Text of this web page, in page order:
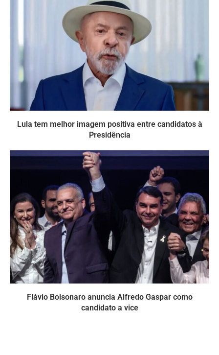
Lula tem melhor imagem positiva entre candidatos à
Presidência
Flávio Bolsonaro anuncia Alfredo Gaspar como
candidato a vice